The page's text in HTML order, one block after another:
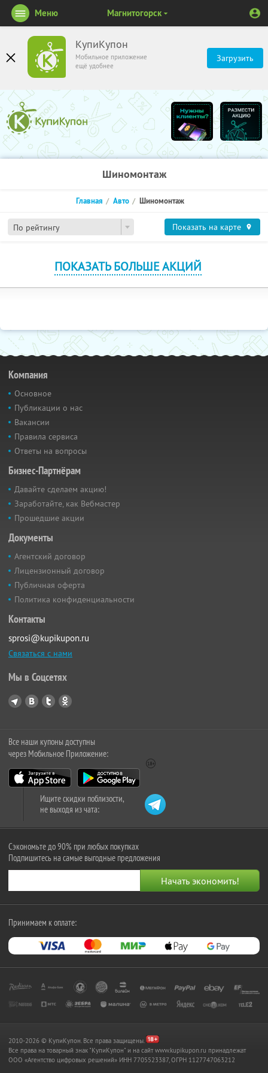
КупиКупон
Мобильное приложение
ещё удобнее
Загрузить
Меню Магнитогорск
Шиномонтаж
По рейтингу
Главная Авто Шиномонтаж
Показать на карте
ПОКАЗАТЬ БОЛЬШЕ АКЦИЙ
Компания
Основное
Публикации о нас
Вакансии
Правила сервиса
Ответы на вопросы
Бизнес-Партнёрам
Давайте сделаем акцию!
Заработайте, как Вебмастер
Прошедшие акции
Документы
Агентский договор
Лицензионный договор
Публичная оферта
Политика конфиденциальности
Контакты
sprosi@kupikupon.ru
Связаться с нами
Мы в Соцсетях
Все наши купоны доступны
через Мобильное Приложение:
Ищите скидки поблизости,
не выходя из чата:
Сэкономьте до 90% при любых покупках
Подпишитесь на самые выгодные предложения
Принимаем к оплате:
2010-2026 © КупиКупон. Все права защищены.
Все права на товарный знак "КупиКупон" и на сайт www.kupikupon.ru принадлежат
OOO «Агентство цифровых решений» ИНН 7705523387, ОГРН 1127747063212